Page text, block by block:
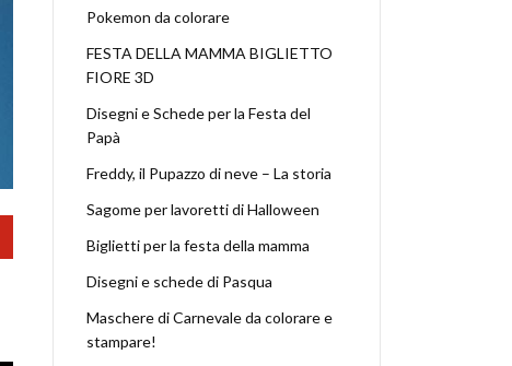
Pokemon da colorare
FESTA DELLA MAMMA BIGLIETTO
FIORE 3D
Disegni e Schede per la Festa del
Papà
Freddy, il Pupazzo di neve – La storia
Sagome per lavoretti di Halloween
Biglietti per la festa della mamma
Disegni e schede di Pasqua
Maschere di Carnevale da colorare e
stampare!